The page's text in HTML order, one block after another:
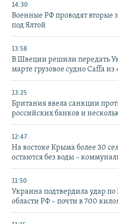
14:30
Военные РФ проводят вторые
под Ялтой
13:58
В Швеции решили передать
марте грузовое судно Caffa
13:25
Британия ввела санкции
российских банков и
12:47
На востоке Крыма более 30
остаются без воды –
11:50
Украина подтвердила удар
области РФ – почти в 700